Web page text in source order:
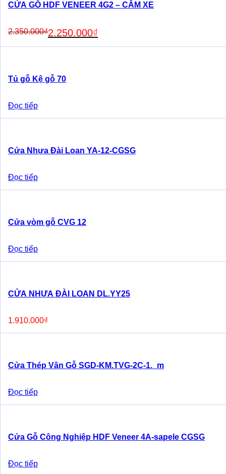
CỬA GỖ HDF VENEER 4G2 – CĂM XE
2.350.000₫
price
was:
2.250.000₫
price
is:
Tủ gỗ Kệ gỗ 70
Đọc tiếp
Cửa Nhựa Đài Loan YA-12-CGSG
Đọc tiếp
Cửa vòm gỗ CVG 12
Đọc tiếp
CỬA NHỰA ĐÀI LOAN DL.YY25
1.910.000₫
Cửa Thép Vân Gỗ SGD-KM.TVG-2C-1._m
Đọc tiếp
Cửa Gỗ Công Nghiệp HDF Veneer 4A-sapele CGSG
Đọc tiếp